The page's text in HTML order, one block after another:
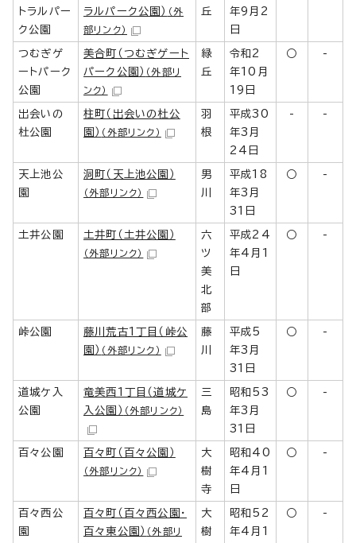
トラルパー
ク公園
ラルパーク公園） （外
部リンク）
丘
年9月2
日
つむぎゲ
ートパーク
公園
美合町（つむぎゲート
パーク公園） （外部リ
ンク）
緑
丘
令和2
年10月
19日
○ -
出会いの
杜公園
柱町（出会いの杜公
園） （外部リンク）
羽
根
平成30
年3月
24日
- -
天上池公
園
洞町（天上池公園）
（外部リンク）
男
川
平成18
年3月
31日
○ -
土井公園 土井町（土井公園）
（外部リンク）
六
ツ
美
北
部
平成24
年4月1
日
○ -
峠公園
藤川荒古1丁目（峠公
園） （外部リンク）
藤
川
平成5
年3月
31日
○ -
道城ケ入
公園
竜美西1丁目（道城ケ
入公園） （外部リンク）
三
島
昭和53
年3月
31日
○ -
百々公園 百々町（百々公園）
（外部リンク）
大
樹
寺
昭和40
年4月1
日
○ -
百々西公
園
百々町（百々西公園・
百々東公園） （外部リ
大
樹
昭和52
年4月1
○ -